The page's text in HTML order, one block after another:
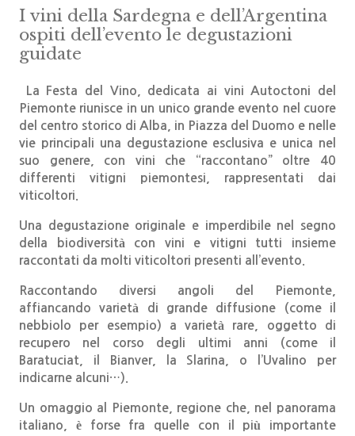
I vini della Sardegna e dell’Argentina
ospiti dell’evento le degustazioni
guidate
La Festa del Vino, dedicata ai vini Autoctoni del
Piemonte riunisce in un unico grande evento nel cuore
del centro storico di Alba, in Piazza del Duomo e nelle
vie principali una degustazione esclusiva e unica nel
suo genere, con vini che “raccontano” oltre 40
differenti vitigni piemontesi , rappresentati dai
viticoltori.
Una degustazione originale e imperdibile nel segno
della biodiversità con vini e vitigni tutti insieme
raccontati da molti viticoltori presenti all’evento.
Raccontando diversi angoli del Piemonte,
affiancando varietà di grande diffusione (come il
nebbiolo per esempio) a varietà rare, oggetto di
recupero nel corso degli ultimi anni (come il
Baratuciat, il Bianver, la Slarina, o l’Uvalino per
indicarne alcuni…).
Un omaggio al Piemonte, regione che, nel panorama
italiano, è forse fra quelle con il più importante